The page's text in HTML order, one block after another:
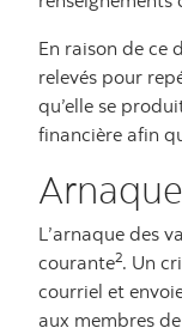
En raison de ce
relevés pour
qu’elle se
financière afin
L’arnaque des
courante2. Un
courriel et
aux membres